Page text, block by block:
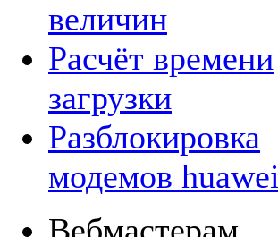
величин
Расчёт времени
загрузки
Разблокировка
модемов huawei